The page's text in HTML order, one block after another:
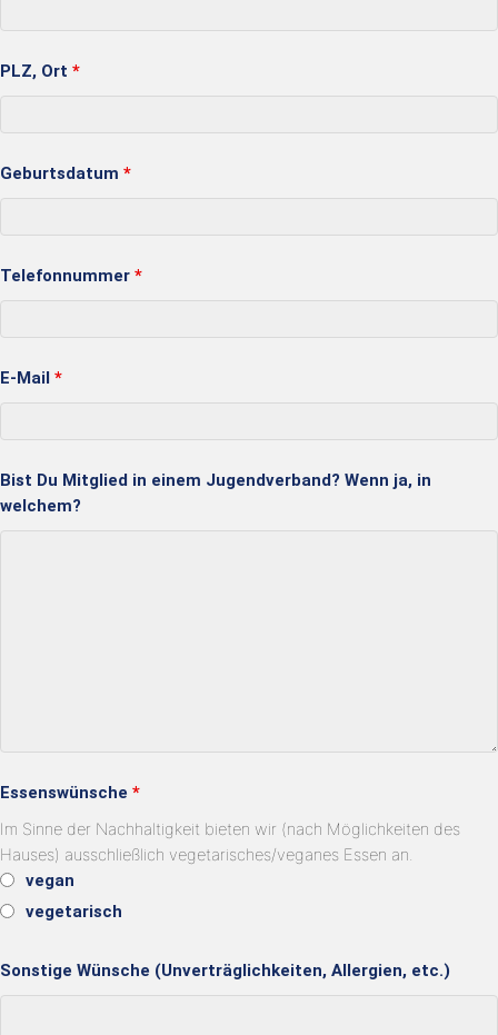
PLZ, Ort *
Geburtsdatum *
Telefonnummer *
E-Mail *
Bist Du Mitglied in einem Jugendverband? Wenn ja, in
welchem?
Essenswünsche *
vegan
vegetarisch
Im Sinne der Nachhaltigkeit bieten wir (nach Möglichkeiten des
Hauses) ausschließlich vegetarisches/veganes Essen an.
Sonstige Wünsche (Unverträglichkeiten, Allergien, etc.)